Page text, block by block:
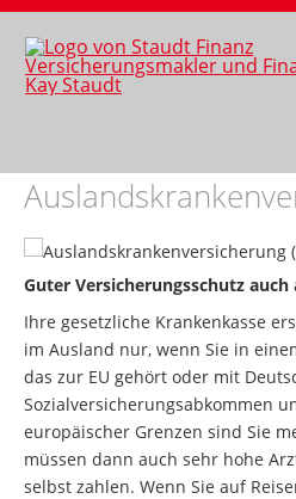
Guter Versicherungsschutz auch
Ihre gesetzliche Krankenkasse
im Ausland nur, wenn Sie in
das zur EU gehört oder mit
Sozialversicherungsabkommen
europäischer Grenzen sind Sie
müssen dann auch sehr hohe
selbst zahlen. Wenn Sie auf